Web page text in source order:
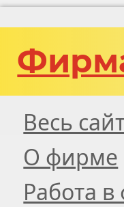
Весь
О фирме
Работа